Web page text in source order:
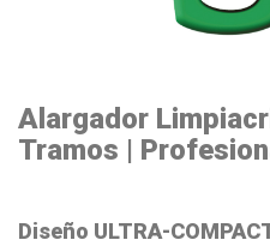
Alargador
Tramos |
Diseño ULTRA-